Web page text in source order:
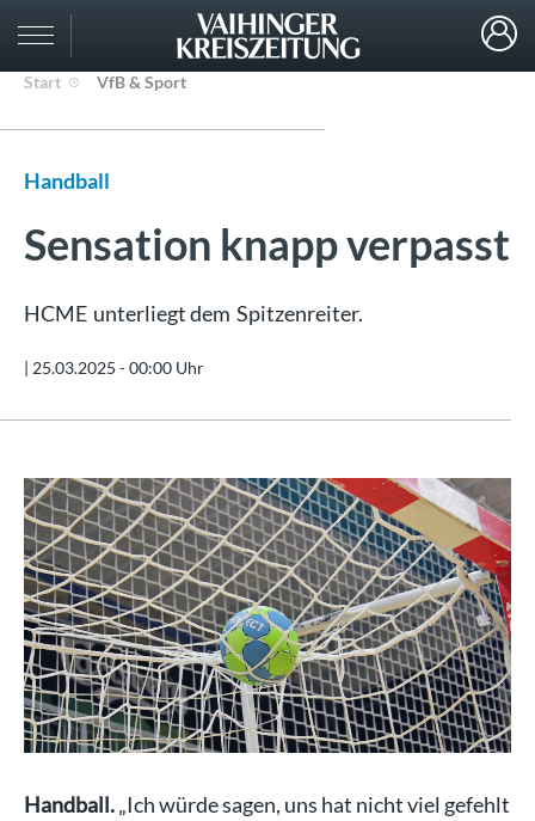
Start VfB & Sport
Handball
Sensation knapp verpasst
HCME unterliegt dem Spitzenreiter.
| 25.03.2025 - 00:00 Uhr
Handball.„Ich würde sagen, uns hat nicht viel gefehlt